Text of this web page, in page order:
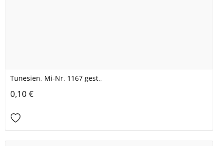
Tunesien, Mi-Nr. 1167 gest.,
0,10 €